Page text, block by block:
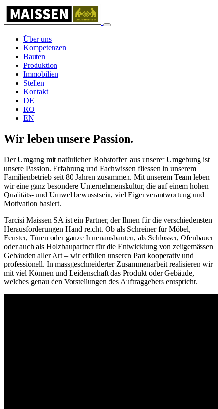
Über uns
Kompetenzen
Bauten
Produktion
Immobilien
Stellen
Kontakt
DE
RO
EN
Wir leben unsere Passion.
Der Umgang mit natürlichen Rohstoffen aus unserer Umgebung ist
unsere Passion. Erfahrung und Fachwissen fliessen in unserem
Familienbetrieb seit 80 Jahren zusammen. Mit unserem Team leben
wir eine ganz besondere Unternehmenskultur, die auf einem hohen
Qualitäts- und Umweltbewusstsein, viel Eigenverantwortung und
Motivation basiert.
Tarcisi Maissen SA ist ein Partner, der Ihnen für die verschiedensten
Herausforderungen Hand reicht. Ob als Schreiner für Möbel,
Fenster, Türen oder ganze Innenausbauten, als Schlosser, Ofenbauer
oder auch als Holzbaupartner für die Entwicklung von zeitgemässen
Gebäuden aller Art – wir erfüllen unseren Part kooperativ und
professionell. In massgeschneiderter Zusammenarbeit realisieren wir
mit viel Können und Leidenschaft das Produkt oder Gebäude,
welches genau den Vorstellungen des Auftraggebers entspricht.